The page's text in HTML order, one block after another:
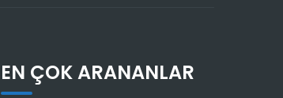
EN ÇOK ARANANLAR